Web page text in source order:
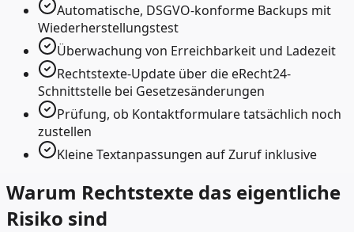
Automatische, DSGVO-konforme Backups mit
Wiederherstellungstest
Überwachung von Erreichbarkeit und Ladezeit
Rechtstexte-Update über die eRecht24-
Schnittstelle bei Gesetzesänderungen
Prüfung, ob Kontaktformulare tatsächlich noch
zustellen
Kleine Textanpassungen auf Zuruf inklusive
Warum Rechtstexte das eigentliche
Risiko sind